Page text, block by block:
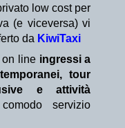
low cost per
(e viceversa) vi
da KiwiTaxi
on line ingressi a
tour
e attività
servizio